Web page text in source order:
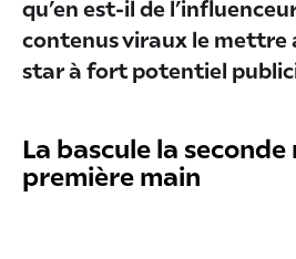
qu’en est-il de
contenus viraux le mettre
star à fort potentiel
La bascule la seconde
première main